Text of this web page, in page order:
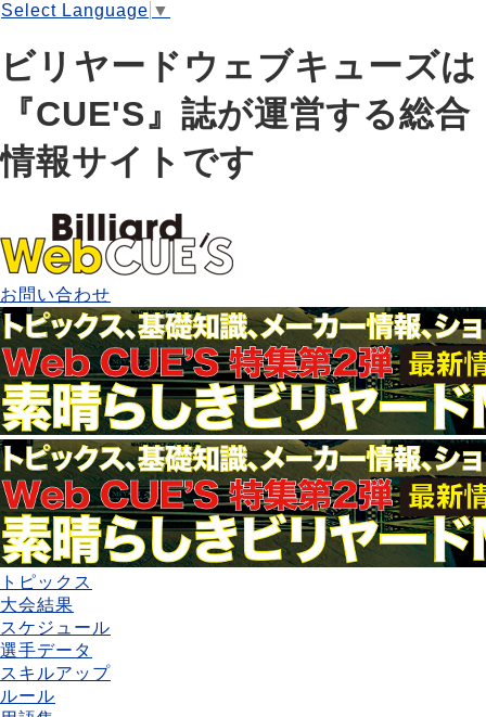
Select Language ▼
ビリヤードウェブキューズは
『CUE'S』誌が運営する総合
情報サイトです
お問い合わせ
トピックス
大会結果
スケジュール
選手データ
スキルアップ
ルール